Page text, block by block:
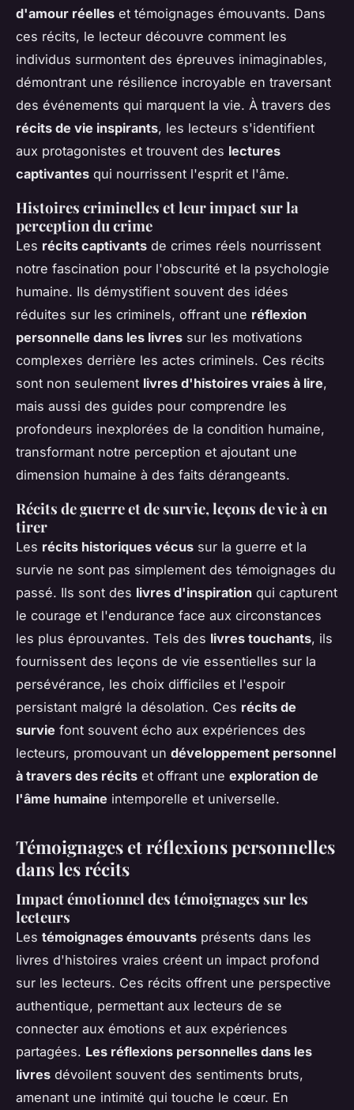
d'amour réelles et témoignages émouvants. Dans
ces récits, le lecteur découvre comment les
individus surmontent des épreuves inimaginables,
démontrant une résilience incroyable en traversant
des événements qui marquent la vie. À travers des
récits de vie inspirants, les lecteurs s'identifient
aux protagonistes et trouvent des lectures
captivantes qui nourrissent l'esprit et l'âme.
Histoires criminelles et leur impact sur la
perception du crime
Les récits captivants de crimes réels nourrissent
notre fascination pour l'obscurité et la psychologie
humaine. Ils démystifient souvent des idées
réduites sur les criminels, offrant une réflexion
personnelle dans les livres sur les motivations
complexes derrière les actes criminels. Ces récits
sont non seulement livres d'histoires vraies à lire,
mais aussi des guides pour comprendre les
profondeurs inexplorées de la condition humaine,
transformant notre perception et ajoutant une
dimension humaine à des faits dérangeants.
Récits de guerre et de survie, leçons de vie à en
tirer
Les récits historiques vécus sur la guerre et la
survie ne sont pas simplement des témoignages du
passé. Ils sont des livres d'inspiration qui capturent
le courage et l'endurance face aux circonstances
les plus éprouvantes. Tels des livres touchants, ils
fournissent des leçons de vie essentielles sur la
persévérance, les choix difficiles et l'espoir
persistant malgré la désolation. Ces récits de
survie font souvent écho aux expériences des
lecteurs, promouvant un développement personnel
à travers des récits et offrant une exploration de
l'âme humaine intemporelle et universelle.
Témoignages et réflexions personnelles
dans les récits
Impact émotionnel des témoignages sur les
lecteurs
Les témoignages émouvants présents dans les
livres d'histoires vraies créent un impact profond
sur les lecteurs. Ces récits offrent une perspective
authentique, permettant aux lecteurs de se
connecter aux émotions et aux expériences
partagées. Les réflexions personnelles dans les
livres dévoilent souvent des sentiments bruts,
amenant une intimité qui touche le cœur. En